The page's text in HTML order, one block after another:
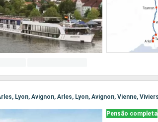
Pensão completa